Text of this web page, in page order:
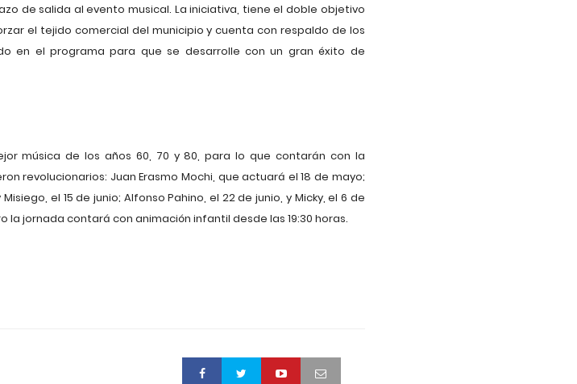
de salida al evento musical. La iniciativa, tiene el doble objetivo
el tejido comercial del municipio y cuenta con respaldo de los
en el programa para que se desarrolle con un gran éxito de
música de los años 60, 70 y 80, para lo que contarán con la
revolucionarios: Juan Erasmo Mochi, que actuará el 18 de mayo;
el 15 de junio; Alfonso Pahino, el 22 de junio, y Micky, el 6 de
la jornada contará con animación infantil desde las 19:30 horas.